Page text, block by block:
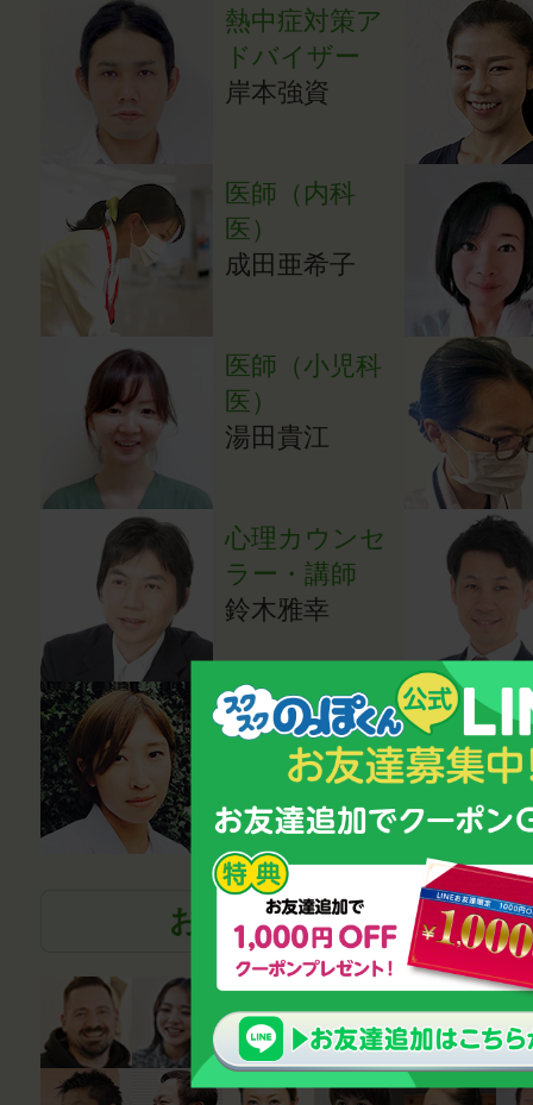
熱中症対策ア
ドバイザー
岸本強資
医師（内科
医）
成田亜希子
医師（小児科
医）
湯田貴江
心理カウンセ
ラー・講師
鈴木雅幸
薬剤師
笹尾真波
お話を伺った各界の著名